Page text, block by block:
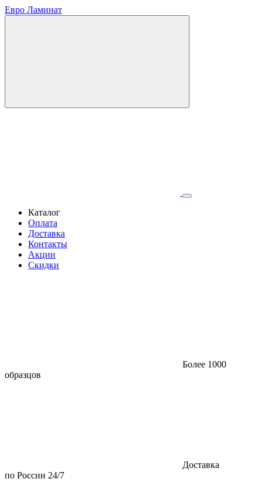
Евро Ламинат
Каталог
Оплата
Доставка
Контакты
Акции
Скидки
Более 1000
образцов
Доставка
по России 24/7